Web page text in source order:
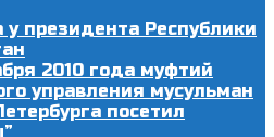
у президента Республики
2010 года муфтий
управления мусульман
посетил